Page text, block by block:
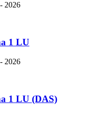
- 2026
1 LU
- 2026
1 LU (DAS)